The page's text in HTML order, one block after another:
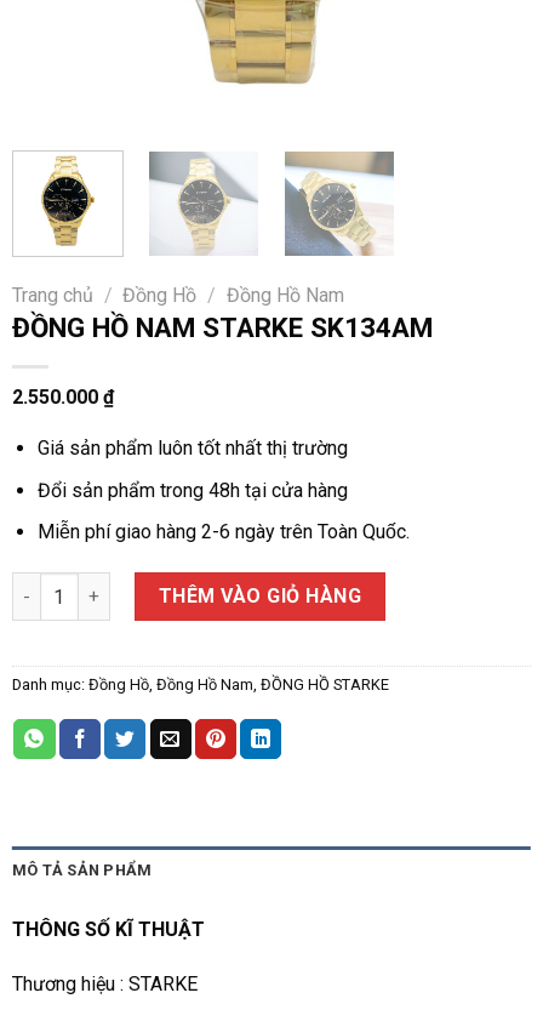
Trang chủ / Đồng Hồ / Đồng Hồ Nam
ĐỒNG HỒ NAM STARKE SK134AM
2.550.000 ₫
Giá sản phẩm luôn tốt nhất thị trường
Đổi sản phẩm trong 48h tại cửa hàng
Miễn phí giao hàng 2-6 ngày trên Toàn Quốc.
ĐỒNG HỒ NAM STARKE SK134AM số lượng
THÊM VÀO GIỎ HÀNG
Danh mục: Đồng Hồ, Đồng Hồ Nam, ĐỒNG HỒ STARKE
MÔ TẢ SẢN PHẨM
THÔNG SỐ KĨ THUẬT
Thương hiệu : STARKE